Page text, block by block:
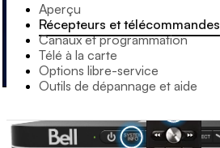
Aperçu
Récepteurs et télécommandes
Canaux et programmation
Télé à la carte
Options libre-service
Outils de dépannage et aide